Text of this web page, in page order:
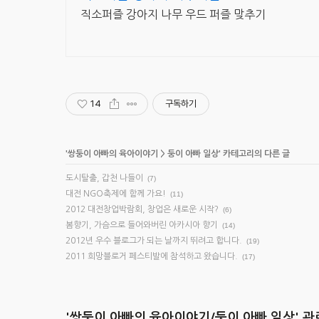
직소퍼즐 강아지 나무 우드 퍼즐 맞추기
14 구독하기
'쌍둥이 아빠의 육아이야기 > 둥이 아빠 일상' 카테고리의 다른 글
도시탈출, 갑천 나들이 (7)
대전 NGO축제에 함께 가요! (11)
2012 대전창업박람회, 창업은 새로운 시작? (6)
봄향기, 가슴으로 들어와버린 아카시아 향기 (14)
2012년 우수 블로그가 되는 날까지 뛰려고 합니다. (19)
2011 희망블로거 페스티발에 참석하고 왔습니다. (17)